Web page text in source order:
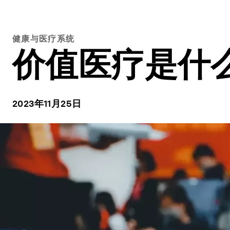
健康与医疗系统
价值医疗是什
2023年11月25日